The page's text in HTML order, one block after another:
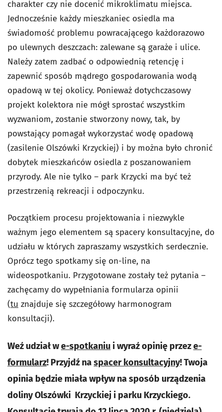
charakter czy nie docenić mikroklimatu miejsca.
Jednocześnie każdy mieszkaniec osiedla ma
świadomość problemu powracającego każdorazowo
po ulewnych deszczach: zalewane są garaże i ulice.
Należy zatem zadbać o odpowiednią retencję i
zapewnić sposób mądrego gospodarowania wodą
opadową w tej okolicy. Ponieważ dotychczasowy
projekt kolektora nie mógł sprostać wszystkim
wyzwaniom, zostanie stworzony nowy, tak, by
powstający pomagał wykorzystać wodę opadową
(zasilenie Olszówki Krzyckiej) i by można było chronić
dobytek mieszkańców osiedla z poszanowaniem
przyrody. Ale nie tylko – park Krzycki ma być też
przestrzenią rekreacji i odpoczynku.
Początkiem procesu projektowania i niezwykle
ważnym jego elementem są spacery konsultacyjne, do
udziału w których zapraszamy wszystkich serdecznie.
Oprócz tego spotkamy się on-line, na
wideospotkaniu. Przygotowane zostały też pytania –
zachęcamy do wypełniania formularza opinii
(tu znajduje się szczegółowy harmonogram
konsultacji).
Weź udział we-spotkaniui wyraź opinię przeze-
formularz! Przyjdź naspacer konsultacyjny! Twoja
opinia będzie miała wpływ na sposób urządzenia
doliny Olszówki Krzyckiej i parku Krzyckiego.